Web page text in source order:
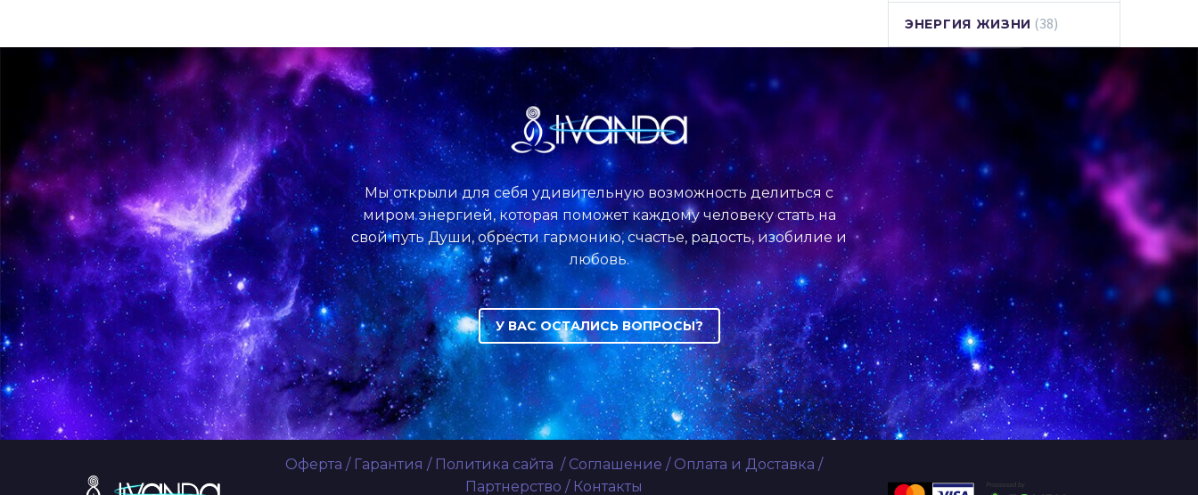
ЭНЕРГИЯ ЖИЗНИ (38)
Мы открыли для себя удивительную возможность делиться с
миром энергией, которая поможет каждому человеку стать на
свой путь Души, обрести гармонию, счастье, радость, изобилие и
любовь.
У ВАС ОСТАЛИСЬ ВОПРОСЫ?
Оферта / Гарантия / Политика сайта / Соглашение / Оплата и Доставка /
Партнерство / Контакты